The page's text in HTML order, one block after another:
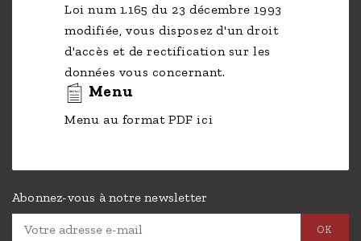
Loi num 1.165 du 23 décembre 1993
modifiée, vous disposez d'un droit
d'accès et de rectification sur les
données vous concernant.
Menu
Menu au format PDF ici
Abonnez-vous à notre newsletter